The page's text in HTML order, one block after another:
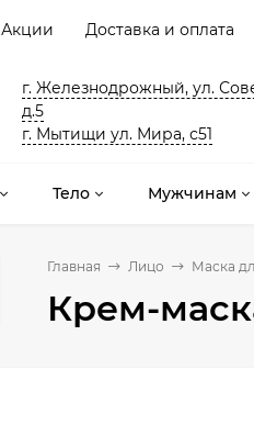
Акции Доставка и оплата
г. Железнодрожный, ул.
д.5
г. Мытищи ул. Мира, с51
Тело Мужчинам
Главная Лицо Маска
Крем-